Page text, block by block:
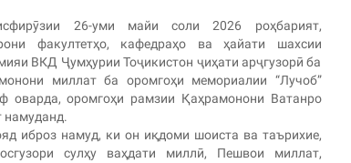
26-уми майи соли 2026 роҳбарият,
факултетҳо, кафедраҳо ва ҳайати шахсии
ВКД Ҷумҳурии Тоҷикистон ҷиҳати арҷгузорӣ ба
миллат ба оромгоҳи мемориалии “Лучоб”
оварда, оромгоҳи рамзии Қаҳрамонони Ватанро
намуданд.
иброз намуд, ки он иқдоми шоиста ва таърихие,
сулҳу ваҳдати миллӣ, Пешвои миллат,